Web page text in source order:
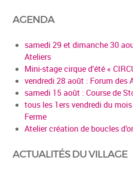
AGENDA
samedi 29 et dimanche 30
Ateliers
Mini-stage cirque d'été «
vendredi 28 août : Forum des
samedi 15 août : Course de
tous les 1ers vendredi du
Ferme
Atelier création de boucles
ACTUALITÉS DU VILLAGE